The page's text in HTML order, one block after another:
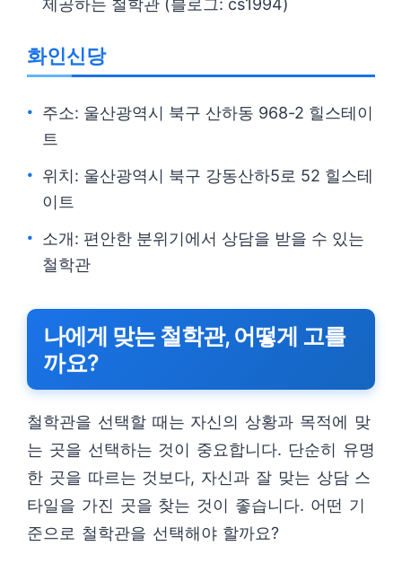
제공하는 철학관 (블로그: cs1994)
화인신당
주소: 울산광역시 북구 산하동 968-2 힐스테이
트
위치: 울산광역시 북구 강동산하5로 52 힐스테
이트
소개: 편안한 분위기에서 상담을 받을 수 있는
철학관
나에게 맞는 철학관, 어떻게 고를
까요?
철학관을 선택할 때는 자신의 상황과 목적에 맞
는 곳을 선택하는 것이 중요합니다. 단순히 유명
한 곳을 따르는 것보다, 자신과 잘 맞는 상담 스
타일을 가진 곳을 찾는 것이 좋습니다. 어떤 기
준으로 철학관을 선택해야 할까요?